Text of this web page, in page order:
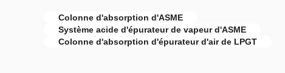
Colonne d'absorption d'ASME
Système acide d'épurateur de vapeur d'ASME
Colonne d'absorption d'épurateur d'air de LPGT